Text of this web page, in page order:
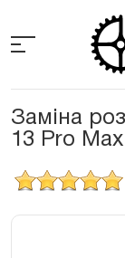
the
Заміна
13 Pro Max